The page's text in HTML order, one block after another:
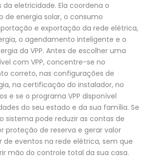
da eletricidade. Ela coordena o
de energia solar, o consumo
e exportação da rede elétrica,
o agendamento inteligente e o
da VPP. Antes de escolher uma
com VPP, concentre-se no
correto, nas configurações de
na certificação do instalador, no
e se o programa VPP disponível
do seu estado e da sua família. Se
sistema pode reduzir as contas de
proteção de reserva e gerar valor
de eventos na rede elétrica, sem que
mão do controle total da sua casa.